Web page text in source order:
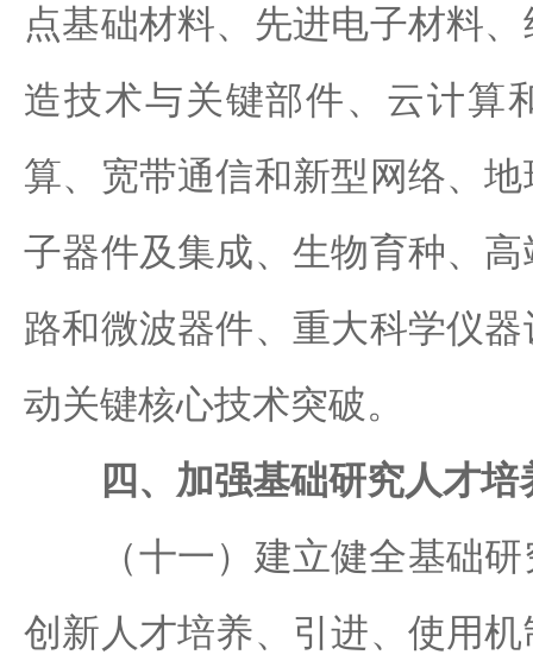
点基础材料、先进电子材料
造技术与关键部件、云计算
算、宽带通信和新型网络、
子器件及集成、生物育种、
路和微波器件、重大科学仪
动关键核心技术突破。
四、加强基础研究人才培
（十一）建立健全基础研
创新人才培养、引进、使用